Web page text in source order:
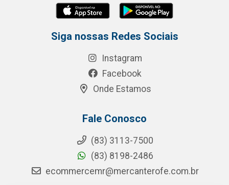
Siga nossas Redes Sociais
Instagram
Facebook
Onde Estamos
Fale Conosco
(83) 3113-7500
(83) 8198-2486
ecommercemr@mercanterofe.com.br